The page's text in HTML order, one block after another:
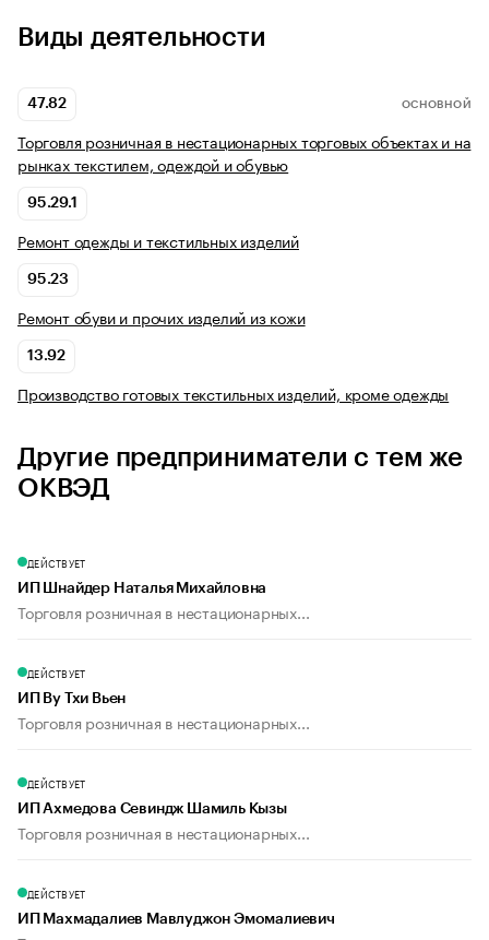
Виды деятельности
47.82 ОСНОВНОЙ
Торговля розничная в нестационарных торговых объектах и на
рынках текстилем, одеждой и обувью
95.29.1
Ремонт одежды и текстильных изделий
95.23
Ремонт обуви и прочих изделий из кожи
13.92
Производство готовых текстильных изделий, кроме одежды
Другие предприниматели с тем же
ОКВЭД
ДЕЙСТВУЕТ
ИП Шнайдер Наталья Михайловна
Торговля розничная в нестационарных...
ДЕЙСТВУЕТ
ИП Ву Тхи Вьен
Торговля розничная в нестационарных...
ДЕЙСТВУЕТ
ИП Ахмедова Севиндж Шамиль Кызы
Торговля розничная в нестационарных...
ДЕЙСТВУЕТ
ИП Махмадалиев Мавлуджон Эмомалиевич